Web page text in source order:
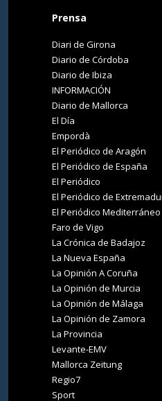
Prensa
Diari de Girona
Diario de Córdoba
Diario de Ibiza
INFORMACIÓN
Diario de Mallorca
El Día
Empordà
El Periódico de Aragón
El Periódico de España
El Periódico
El Periódico de
El Periódico Mediterráneo
Faro de Vigo
La Crónica de Badajoz
La Nueva España
La Opinión A Coruña
La Opinión de Murcia
La Opinión de Málaga
La Opinión de Zamora
La Provincia
Levante-EMV
Mallorca Zeitung
Regio7
Sport